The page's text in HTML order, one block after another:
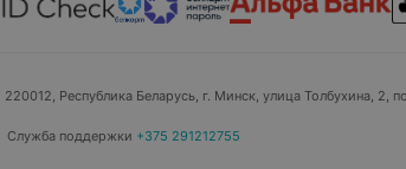
| 220012, Республика Беларусь, г. Минск, улица Толбухина, 2,
Служба поддержки +375 291212755